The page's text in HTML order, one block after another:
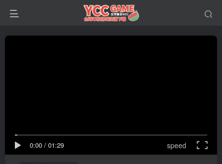
0:00 / 01:29 speed